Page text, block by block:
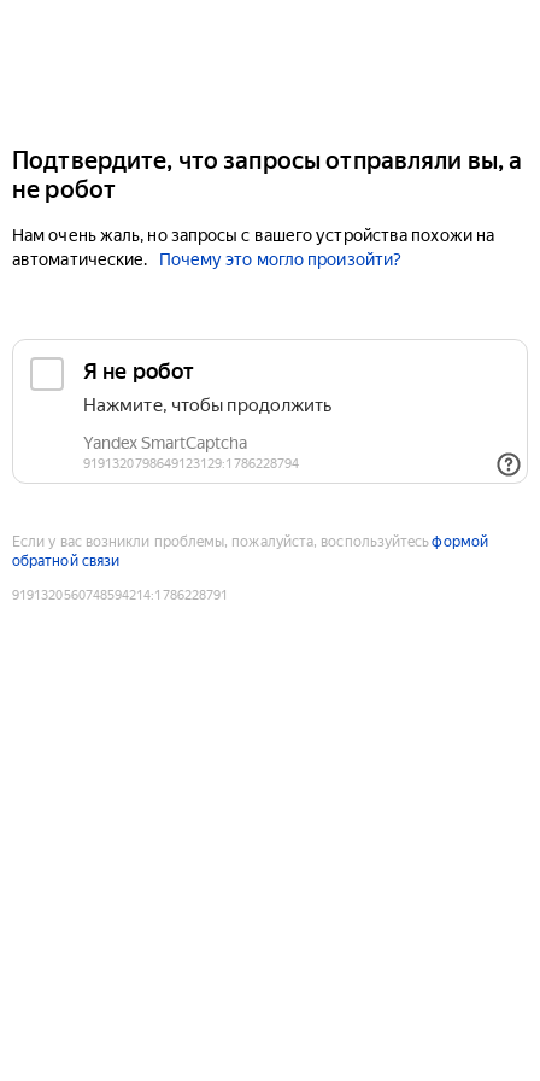
Подтвердите, что запросы отправляли вы, а
не робот
Нам очень жаль, но запросы с вашего устройства похожи на
автоматические.
Почему это могло произойти?
Если у вас возникли проблемы, пожалуйста, воспользуйтесьформой
обратной связи
9191320560748594214:1786228791